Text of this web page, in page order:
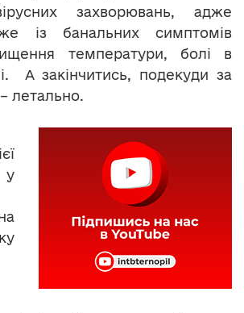
захворювань, адже
із банальних симптомів
температури, болі в
А закінчитись, подекуди за
летально.